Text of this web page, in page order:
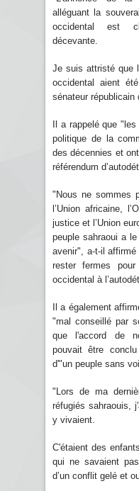
alléguant la
occidental est
décevante.
Je suis attristé que
occidental aient
sénateur républicain
Il a rappelé que
politique de la
des décennies et
référendum
"Nous ne sommes
l’Union africaine,
justice et l’Union
peuple sahraoui a
avenir", a-t-il
rester fermes
occidental à
Il a également
"mal conseillé par
que l'accord de
pouvait être
d'"un peuple sans
"Lors de ma
réfugiés sahraouis,
y vivaient.
C'étaient des
qui ne savaient
d’un conflit gelé et